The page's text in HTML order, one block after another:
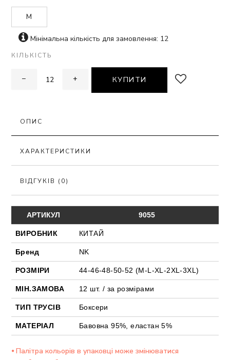
M
Мінімальна кількість для замовлення: 12
КІЛЬКІСТЬ
− + КУПИТИ
ОПИС
ХАРАКТЕРИСТИКИ
ВІДГУКІВ (0)
АРТИКУЛ 9055
ВИРОБНИК КИТАЙ
Бренд NK
РОЗМІРИ 44-46-48-50-52 (М-L-ХL-2XL-3XL)
МІН.ЗАМОВА 12 шт. / за розмірами
ТИП ТРУСІВ Боксери
МАТЕРІАЛ Бавовна 95%, еластан 5%
⦁ Палітра кольорів в упаковці може змінюватися